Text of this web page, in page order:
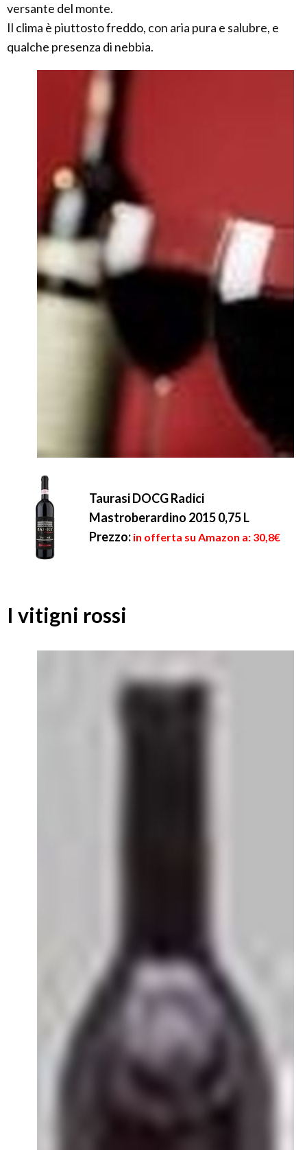
versante del monte.
Il clima è piuttosto freddo, con aria pura e salubre, e
qualche presenza di nebbia.
Taurasi DOCG Radici
Mastroberardino 2015 0,75 L
Prezzo: in offerta su Amazon a: 30,8€
I vitigni rossi